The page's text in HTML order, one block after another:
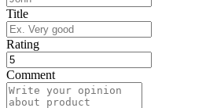
Title
Rating
Comment